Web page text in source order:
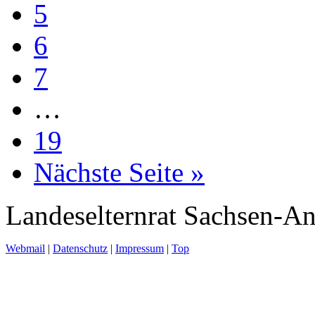
5
6
7
…
19
Nächste Seite »
Landeselternrat Sachsen-
Webmail | Datenschutz | Impressum | Top